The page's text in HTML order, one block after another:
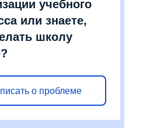
учебного
или знаете,
школу
о проблеме